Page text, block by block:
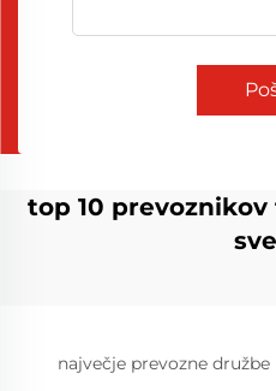
top 10
največje prevozne družbe